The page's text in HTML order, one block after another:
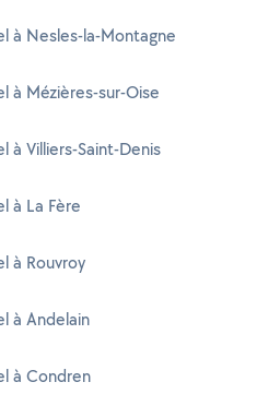
à Nesles-la-Montagne
à Mézières-sur-Oise
à Villiers-Saint-Denis
à La Fère
à Rouvroy
à Andelain
à Condren